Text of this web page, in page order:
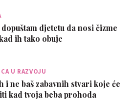
dopuštam djetetu da nosi čizme
ih tako obuje
U RAZVOJU
i ne baš zabavnih stvari koje će
kad tvoja beba prohoda